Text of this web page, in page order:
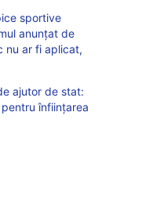
sportive
anunţat de
nu ar fi aplicat,
ajutor de stat:
înființarea